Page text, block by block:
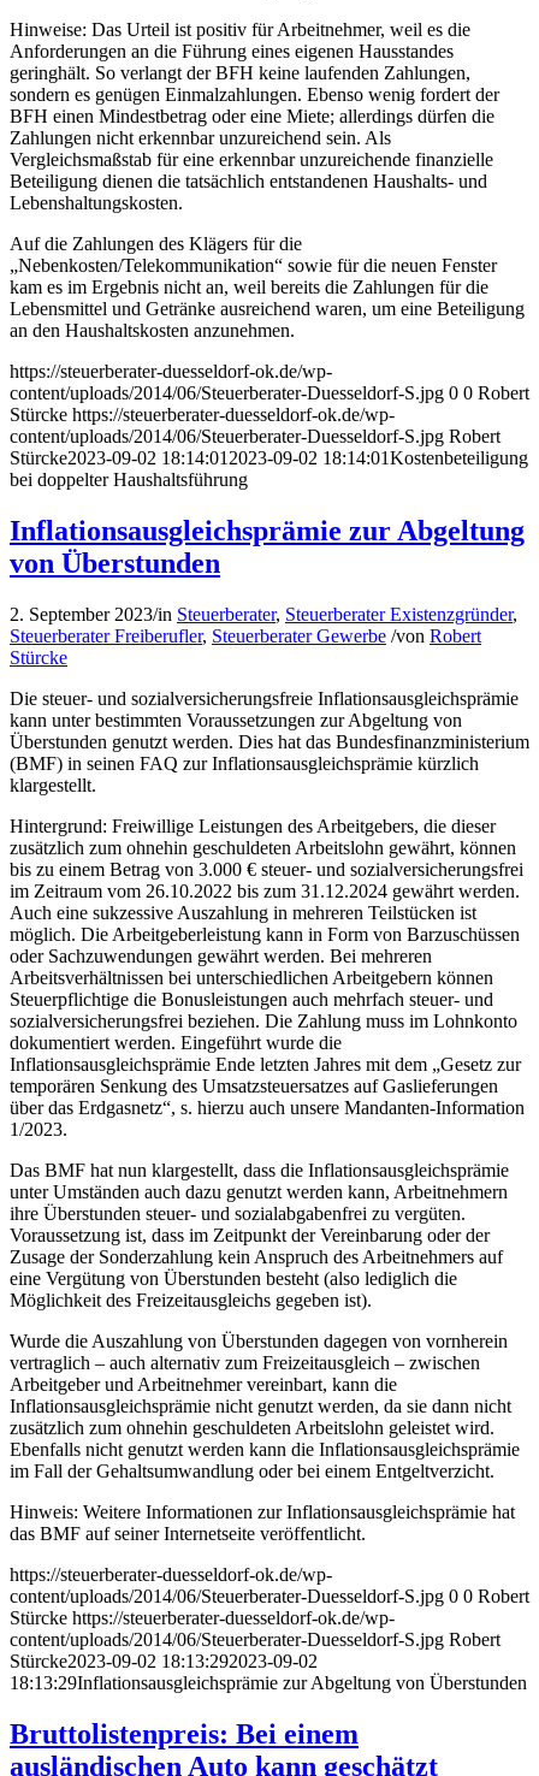
Hinweise: Das Urteil ist positiv für Arbeitnehmer, weil es die
Anforderungen an die Führung eines eigenen Hausstandes
geringhält. So verlangt der BFH keine laufenden Zahlungen,
sondern es genügen Einmalzahlungen. Ebenso wenig fordert der
BFH einen Mindestbetrag oder eine Miete; allerdings dürfen die
Zahlungen nicht erkennbar unzureichend sein. Als
Vergleichsmaßstab für eine erkennbar unzureichende finanzielle
Beteiligung dienen die tatsächlich entstandenen Haushalts- und
Lebenshaltungskosten.
Auf die Zahlungen des Klägers für die
„Nebenkosten/Telekommunikation“ sowie für die neuen Fenster
kam es im Ergebnis nicht an, weil bereits die Zahlungen für die
Lebensmittel und Getränke ausreichend waren, um eine Beteiligung
an den Haushaltskosten anzunehmen.
https://steuerberater-duesseldorf-ok.de/wp-
content/uploads/2014/06/Steuerberater-Duesseldorf-S.jpg 0 0 Robert
Stürcke https://steuerberater-duesseldorf-ok.de/wp-
content/uploads/2014/06/Steuerberater-Duesseldorf-S.jpg Robert
Stürcke2023-09-02 18:14:01 2023-09-02 18:14:01Kostenbeteiligung
bei doppelter Haushaltsführung
Inflationsausgleichsprämie zur Abgeltung
von Überstunden
2. September 2023/in Steuerberater, Steuerberater Existenzgründer,
Steuerberater Freiberufler, Steuerberater Gewerbe /von Robert
Stürcke
Die steuer- und sozialversicherungsfreie Inflationsausgleichsprämie
kann unter bestimmten Voraussetzungen zur Abgeltung von
Überstunden genutzt werden. Dies hat das Bundesfinanzministerium
(BMF) in seinen FAQ zur Inflationsausgleichsprämie kürzlich
klargestellt.
Hintergrund: Freiwillige Leistungen des Arbeitgebers, die dieser
zusätzlich zum ohnehin geschuldeten Arbeitslohn gewährt, können
bis zu einem Betrag von 3.000 € steuer- und sozialversicherungsfrei
im Zeitraum vom 26.10.2022 bis zum 31.12.2024 gewährt werden.
Auch eine sukzessive Auszahlung in mehreren Teilstücken ist
möglich. Die Arbeitgeberleistung kann in Form von Barzuschüssen
oder Sachzuwendungen gewährt werden. Bei mehreren
Arbeitsverhältnissen bei unterschiedlichen Arbeitgebern können
Steuerpflichtige die Bonusleistungen auch mehrfach steuer- und
sozialversicherungsfrei beziehen. Die Zahlung muss im Lohnkonto
dokumentiert werden. Eingeführt wurde die
Inflationsausgleichsprämie Ende letzten Jahres mit dem „Gesetz zur
temporären Senkung des Umsatzsteuersatzes auf Gaslieferungen
über das Erdgasnetz“, s. hierzu auch unsere Mandanten-Information
1/2023.
Das BMF hat nun klargestellt, dass die Inflationsausgleichsprämie
unter Umständen auch dazu genutzt werden kann, Arbeitnehmern
ihre Überstunden steuer- und sozialabgabenfrei zu vergüten.
Voraussetzung ist, dass im Zeitpunkt der Vereinbarung oder der
Zusage der Sonderzahlung kein Anspruch des Arbeitnehmers auf
eine Vergütung von Überstunden besteht (also lediglich die
Möglichkeit des Freizeitausgleichs gegeben ist).
Wurde die Auszahlung von Überstunden dagegen von vornherein
vertraglich – auch alternativ zum Freizeitausgleich – zwischen
Arbeitgeber und Arbeitnehmer vereinbart, kann die
Inflationsausgleichsprämie nicht genutzt werden, da sie dann nicht
zusätzlich zum ohnehin geschuldeten Arbeitslohn geleistet wird.
Ebenfalls nicht genutzt werden kann die Inflationsausgleichsprämie
im Fall der Gehaltsumwandlung oder bei einem Entgeltverzicht.
Hinweis: Weitere Informationen zur Inflationsausgleichsprämie hat
das BMF auf seiner Internetseite veröffentlicht.
https://steuerberater-duesseldorf-ok.de/wp-
content/uploads/2014/06/Steuerberater-Duesseldorf-S.jpg 0 0 Robert
Stürcke https://steuerberater-duesseldorf-ok.de/wp-
content/uploads/2014/06/Steuerberater-Duesseldorf-S.jpg Robert
Stürcke2023-09-02 18:13:292023-09-02
18:13:29Inflationsausgleichsprämie zur Abgeltung von Überstunden
Bruttolistenpreis: Bei einem
ausländischen Auto kann geschätzt